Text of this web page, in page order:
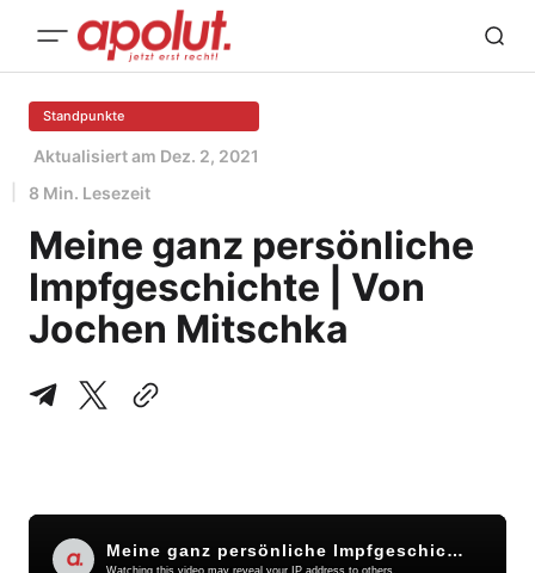
Standpunkte
Aktualisiert am Dez. 2, 2021
8 Min. Lesezeit
Meine ganz persönliche
Impfgeschichte | Von
Jochen Mitschka